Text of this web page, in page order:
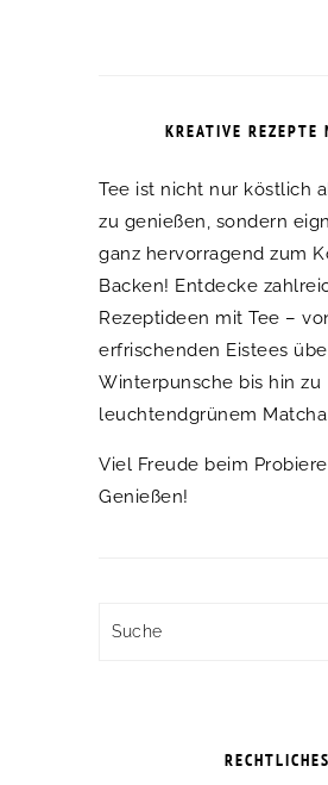
KREATIVE REZEPTE
Tee ist nicht nur köstlich
zu genießen, sondern
ganz hervorragend zum
Backen! Entdecke
Rezeptideen mit Tee –
erfrischenden Eistees
Winterpunsche bis hin zu
leuchtendgrünem
Viel Freude beim
Genießen!
Suche
RECHTLICHES